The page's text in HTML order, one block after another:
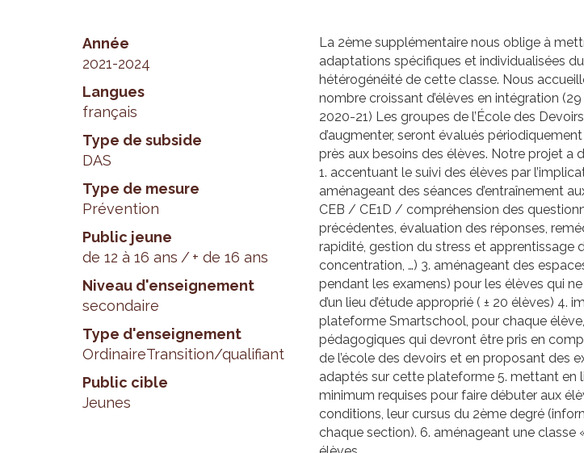
Année
2021-2024
Langues
français
Type de subside
DAS
Type de mesure
Prévention
Public jeune
de 12 à 16 ans
+ de 16 ans
Niveau d'enseignement
secondaire
Type d'enseignement
OrdinaireTransition/qualifiant
Public cible
Jeunes
La 2ème supplémentaire nous oblige à
adaptations spécifiques et individualisées
hétérogénéité de cette classe. Nous
nombre croissant d’élèves en intégration (29
2020-21) Les groupes de l’École des
d’augmenter, seront évalués
près aux besoins des élèves. Notre projet a
1. accentuant le suivi des élèves par
aménageant des séances d’entraînement
CEB / CE1D / compréhension des
précédentes, évaluation des réponses,
rapidité, gestion du stress et apprentissage
concentration, …) 3. aménageant des
pendant les examens) pour les élèves qui
d’un lieu d’étude approprié ( ± 20 élèves) 4.
plateforme Smartschool, pour chaque
pédagogiques qui devront être pris en
de l’école des devoirs et en proposant des
adaptés sur cette plateforme 5. mettant en
minimum requises pour faire débuter aux
conditions, leur cursus du 2ème degré
chaque section). 6. aménageant une classe